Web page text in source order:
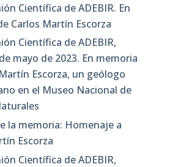
Científica de ADEBIR. En
Carlos Martín Escorza
Científica de ADEBIR,
mayo de 2023. En memoria
Escorza, un geólogo
en el Museo Nacional de
la memoria: Homenaje a
Escorza
Científica de ADEBIR,